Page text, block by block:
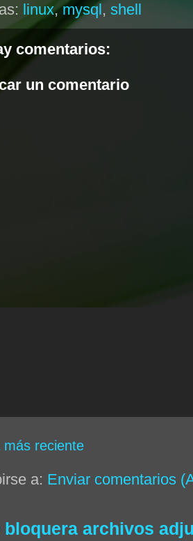
linux,mysql, shell
comentarios:
un comentario
más reciente
a: Enviar comentarios
bloquera archivos